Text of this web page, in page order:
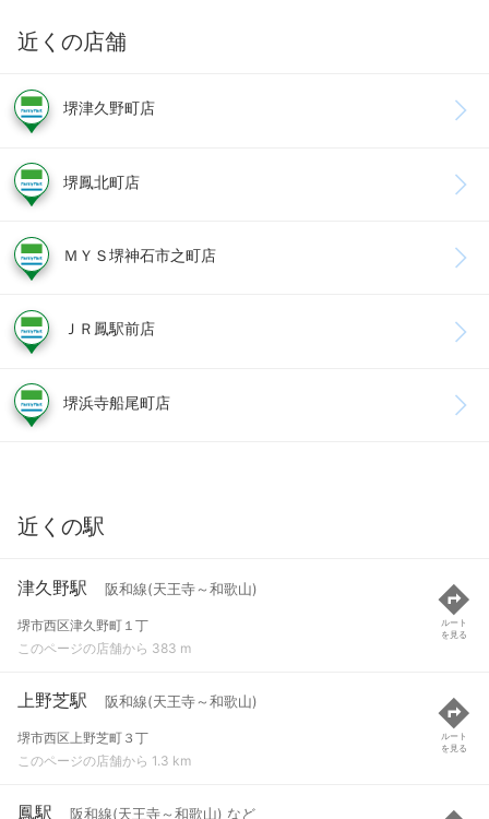
近くの店舗
堺津久野町店
堺鳳北町店
ＭＹＳ堺神石市之町店
ＪＲ鳳駅前店
堺浜寺船尾町店
近くの駅
津久野駅 阪和線(天王寺～和歌山)
堺市西区津久野町１丁
このページの店舗から 383 m
ルート
を見る
上野芝駅 阪和線(天王寺～和歌山)
堺市西区上野芝町３丁
このページの店舗から 1.3 km
ルート
を見る
鳳駅 阪和線(天王寺～和歌山) など